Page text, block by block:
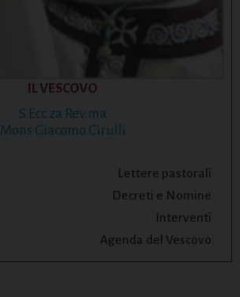
IL VESCOVO
S.Ecc.za Rev.ma
Mons Giacomo Cirulli
Lettere pastorali
Decreti e Nomine
Interventi
Agenda del Vescovo